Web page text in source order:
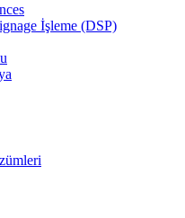
İşleme (DSP)